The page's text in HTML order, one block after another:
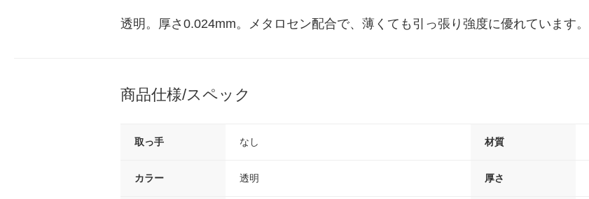
透明。厚さ0.024mm。メタロセン配合で、薄くても引っ張り強度に優れています。
商品仕様/スペック
取っ手 なし 材質
カラー 透明 厚さ